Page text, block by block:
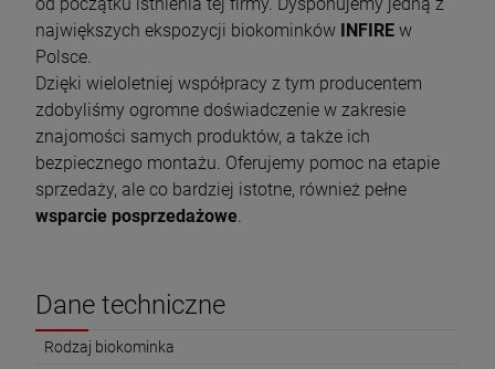
największych ekspozycji biokominków INFIRE w
Polsce.
Dzięki wieloletniej współpracy z tym producentem
zdobyliśmy ogromne doświadczenie w zakresie
znajomości samych produktów, a także ich
bezpiecznego montażu. Oferujemy pomoc na etapie
sprzedaży, ale co bardziej istotne, również pełne
wsparcie posprzedażowe.
Dane techniczne
Rodzaj biokominka